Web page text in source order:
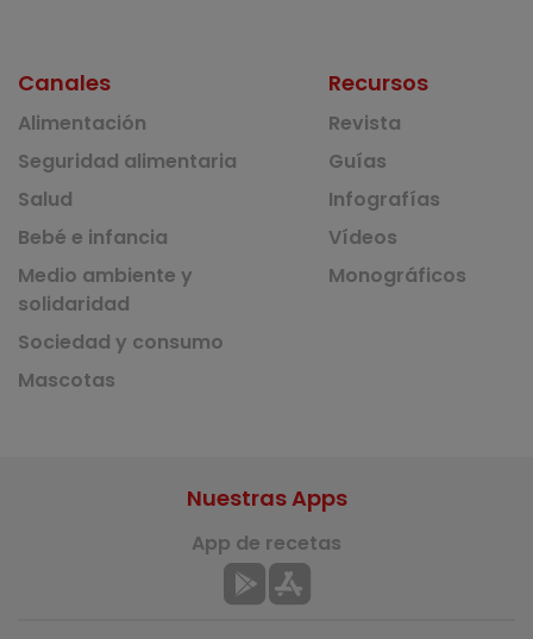
Canales
Alimentación
Seguridad alimentaria
Salud
Bebé e infancia
Medio ambiente y
solidaridad
Sociedad y consumo
Mascotas
Recursos
Revista
Guías
Infografías
Vídeos
Monográficos
Nuestras Apps
App de recetas